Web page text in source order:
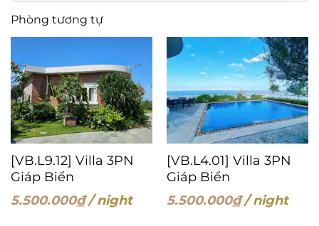
Phòng tương tự
[VB.L9.12] Villa 3PN
Giáp Biển
5.500.000₫/ night
[VB.L4.01] Villa 3PN
Giáp Biển
5.500.000₫/ night